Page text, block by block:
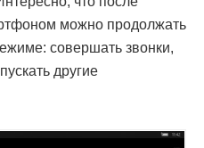
можно продолжать
совершать звонки,
другие